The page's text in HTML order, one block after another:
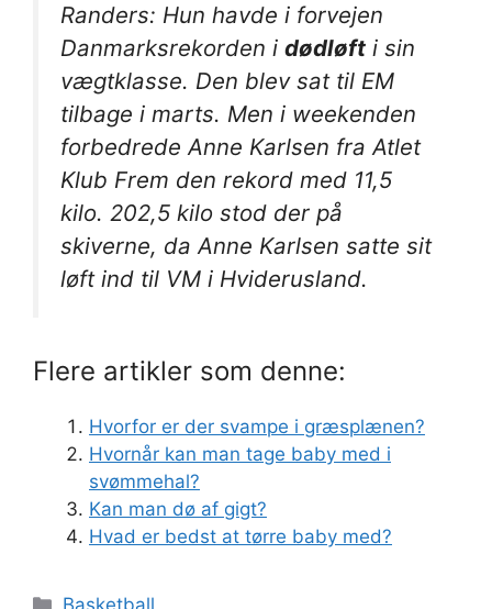
Randers: Hun havde i forvejen
Danmarksrekorden i dødløft i sin
vægtklasse. Den blev sat til EM
tilbage i marts. Men i weekenden
forbedrede Anne Karlsen fra Atlet
Klub Frem den rekord med 11,5
kilo. 202,5 kilo stod der på
skiverne, da Anne Karlsen satte sit
løft ind til VM i Hviderusland.
Flere artikler som denne:
Hvorfor er der svampe i græsplænen?
Hvornår kan man tage baby med i
svømmehal?
Kan man dø af gigt?
Hvad er bedst at tørre baby med?
Kategorier
Basketball